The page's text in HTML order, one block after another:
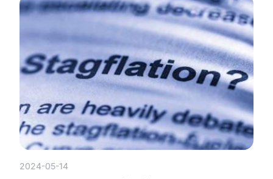
「減半」，所謂「減半」，就是礦工透過挖礦獲
2024-05-14